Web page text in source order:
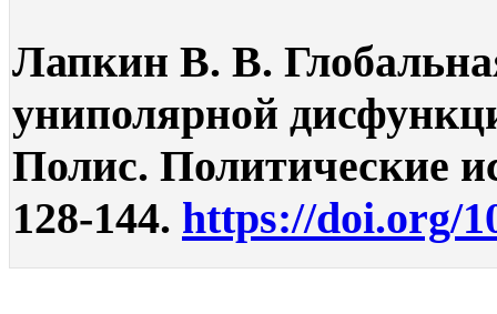
Лапкин В. В.
униполярной
Полис. Политические
128-144. https://doi.org/